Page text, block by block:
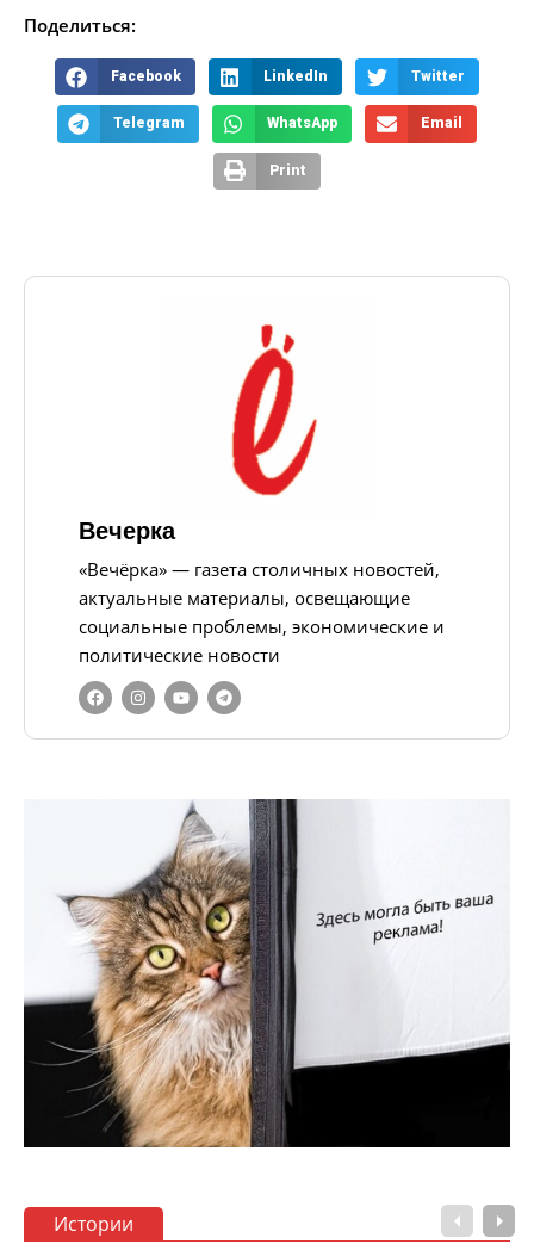
Поделиться:
Facebook LinkedIn Twitter
Telegram WhatsApp Email
Print
Вечерка
«Вечёрка» — газета столичных новостей,
актуальные материалы, освещающие
социальные проблемы, экономические и
политические новости
Истории